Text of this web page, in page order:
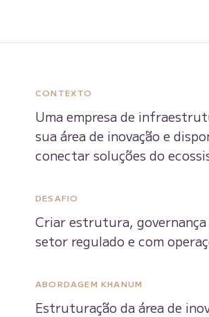
CONTEXTO
Uma empresa de
sua área de inovação e
conectar soluções do
DESAFIO
Criar estrutura,
setor regulado e com
ABORDAGEM KHANUM
Estruturação da área de